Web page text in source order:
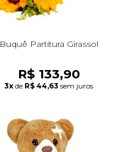
Buquê Partitura Girassol
R$ 133,90
3x de R$ 44,63 sem juros